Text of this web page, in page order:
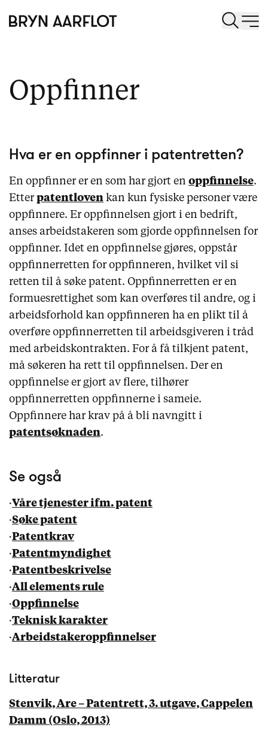
Oppfinner
Hva er en oppfinner i patentretten?
En oppfinner er en som har gjort en oppfinnelse.
Etterpatentloven kan kun fysiske personer være
oppfinnere. Er oppfinnelsen gjort i en bedrift,
anses arbeidstakeren som gjorde oppfinnelsen for
oppfinner. Idet en oppfinnelse gjøres, oppstår
oppfinnerretten for oppfinneren, hvilket vil si
retten til å søke patent. Oppfinnerretten er en
formuesrettighet som kan overføres til andre, og i
arbeidsforhold kan oppfinneren ha en plikt til å
overføre oppfinnerretten til arbeidsgiveren i tråd
med arbeidskontrakten. For å få tilkjent patent,
må søkeren ha rett til oppfinnelsen. Der en
oppfinnelse er gjort av flere, tilhører
oppfinnerretten oppfinnerne i sameie.
Oppfinnere har krav på å bli navngitt i
patentsøknaden.
Se også
·Våre tjenester ifm. patent
·Søke patent
·Patentkrav
·Patentmyndighet
·Patentbeskrivelse
·All elements rule
·Oppfinnelse
·Teknisk karakter
·Arbeidstakeroppfinnelser
Litteratur
Stenvik, Are – Patentrett, 3. utgave, Cappelen
Damm (Oslo, 2013)